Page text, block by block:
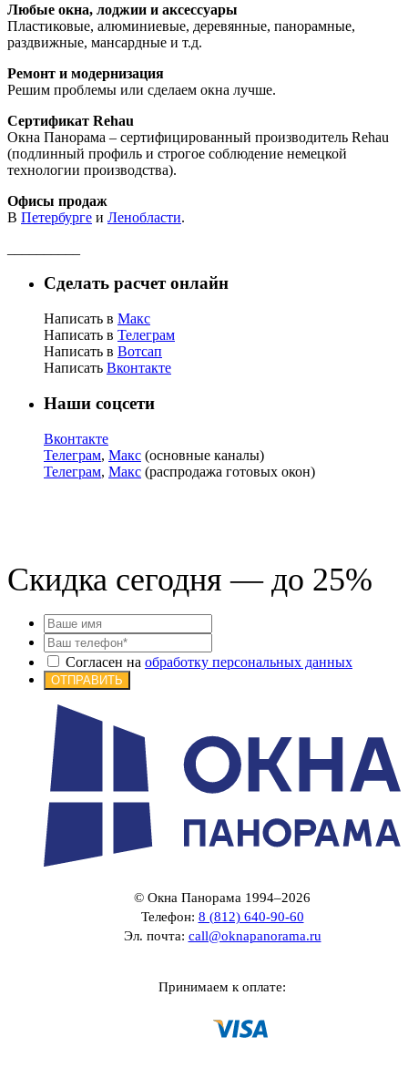
Любые окна, лоджии и аксессуары
Пластиковые, алюминиевые, деревянные, панорамные,
раздвижные, мансардные и т.д.
Ремонт и модернизация
Решим проблемы или сделаем окна лучше.
Сертификат Rehau
Окна Панорама – сертифицированный производитель Rehau
(подлинный профиль и строгое соблюдение немецкой
технологии производства).
Офисы продаж
В Петербурге и Ленобласти.
Сделать расчет онлайн
Написать в Макс
Написать в Телеграм
Написать в Вотсап
Написать Вконтакте
Наши соцсети
Вконтакте
Телеграм, Макс (основные каналы)
Телеграм, Макс (распродажа готовых окон)
Скидка сегодня — до 25%
Согласен на обработку персональных данных
ОТПРАВИТЬ
© Окна Панорама 1994–2026
Телефон: 8 (812) 640-90-60
Эл. почта: call@oknapanorama.ru
Принимаем к оплате: